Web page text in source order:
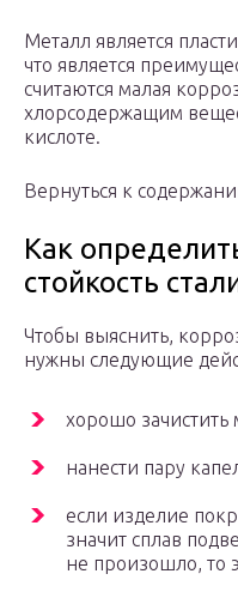
Металл является
что является
считаются малая
хлорсодержащим
кислоте.
Вернуться к
Как
стойкость
Чтобы выяснить,
нужны следующие
хорошо зачистить
нанести пару
если изделие
значит сплав
не произошло, то